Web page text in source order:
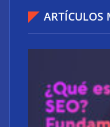
ARTÍCULOS